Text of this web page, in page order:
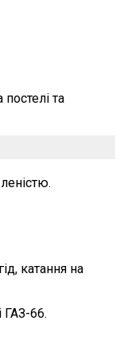
та
катання на
ГАЗ-66.